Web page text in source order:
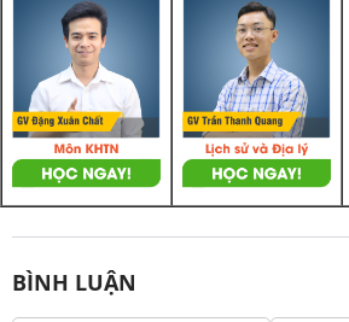
BÌNH LUẬN